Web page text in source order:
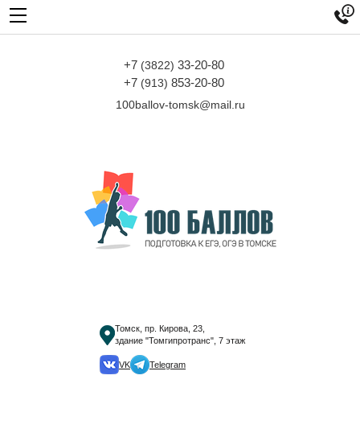
+7 (3822) 33-20-80
+7 (913) 853-20-80
100ballov-tomsk@mail.ru
Томск, пр. Кирова, 23,
здание "Томгипротранс", 7 этаж
VK Telegram
